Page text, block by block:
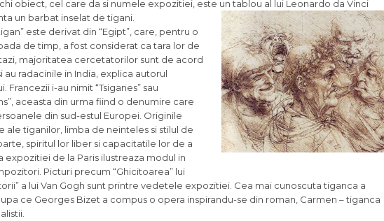
obiect, cel care da si numele expozitiei, este un tablou al lui Leonardo da Vinci
un barbat inselat de tigani.
este derivat din “Egipt”, care, pentru o
de timp, a fost considerat ca tara lor de
majoritatea cercetatorilor sunt de acord
au radacinile in India, explica autorul
Francezii i-au nimit “Tsiganes” sau
aceasta din urma fiind o denumire care
din sud-estul Europei. Originile
ale tiganilor, limba de neinteles si stilul de
spiritul lor liber si capacitatile lor de a
de la Paris ilustreaza modul in
Picturi precum “Ghicitoarea” lui
a lui Van Gogh sunt printre vedetele expozitiei. Cea mai cunoscuta tiganca a
ce Georges Bizet a compus o opera inspirandu-se din roman, Carmen – tiganca